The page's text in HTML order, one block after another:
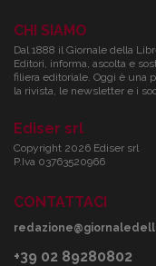
CHI SIAMO
Dal 1888 il Giornale della
Editori, informa, ascolta e
filiera editoriale. Oggi è una
la rivista, le newsletter e i
Ediser srl
Copyright 2026 Ediser srl
P.Iva 03763520966
CONTATTACI
+39 02 89280802